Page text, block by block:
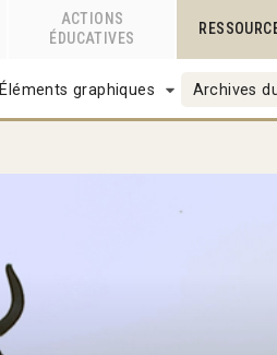
ACTIONS
ÉDUCATIVES
Éléments graphiques Archives